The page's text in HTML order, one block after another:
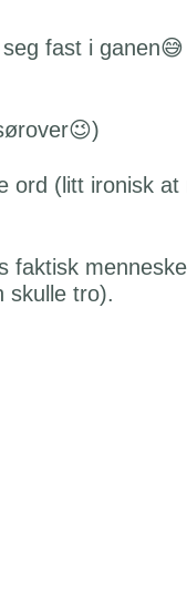
fast i
ord (litt ironisk at
faktisk
skulle tro).